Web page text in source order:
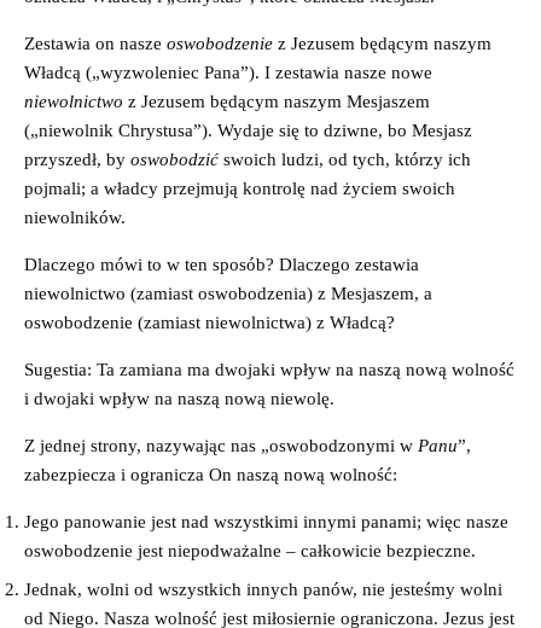
Zestawia on nasze oswobodzenie z Jezusem będącym naszym
Władcą („wyzwoleniec Pana”). I zestawia nasze nowe
niewolnictwo z Jezusem będącym naszym Mesjaszem
(„niewolnik Chrystusa”). Wydaje się to dziwne, bo Mesjasz
przyszedł, by oswobodzić swoich ludzi, od tych, którzy ich
pojmali; a władcy przejmują kontrolę nad życiem swoich
niewolników.
Dlaczego mówi to w ten sposób? Dlaczego zestawia
niewolnictwo (zamiast oswobodzenia) z Mesjaszem, a
oswobodzenie (zamiast niewolnictwa) z Władcą?
Sugestia: Ta zamiana ma dwojaki wpływ na naszą nową wolność
i dwojaki wpływ na naszą nową niewolę.
Z jednej strony, nazywając nas „oswobodzonymi w Panu”,
zabezpiecza i ogranicza On naszą nową wolność:
Jego panowanie jest nad wszystkimi innymi panami; więc nasze
oswobodzenie jest niepodważalne – całkowicie bezpieczne.
Jednak, wolni od wszystkich innych panów, nie jesteśmy wolni
od Niego. Nasza wolność jest miłosiernie ograniczona. Jezus jest